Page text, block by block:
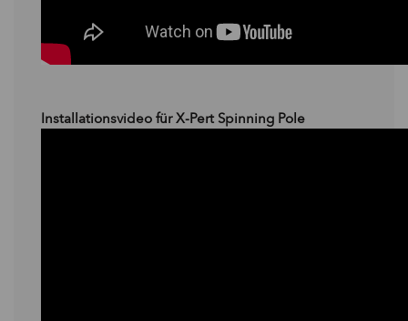
Installationsvideo für X-Pert Spinning Pole